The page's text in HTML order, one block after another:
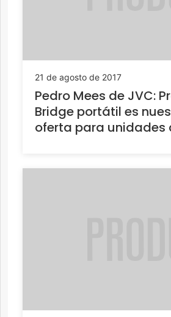
21 de agosto de 2017
Pedro Mees de JVC:
Bridge portátil es
oferta para unidades